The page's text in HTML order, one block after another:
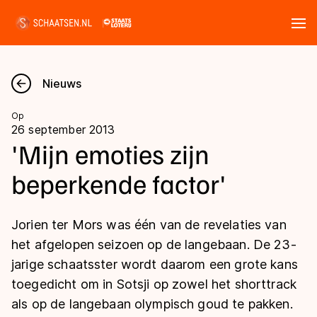
Nieuws
Kalender
Disciplines
Langebaan
Shorttrack
Inlineskaten
Uitslagen
Langebaan
Shorttrack
Marathon
Tijden & historie
Ranglijsten Langebaan
Nieuws
Op
26 september 2013
'Mijn emoties zijn
beperkende factor'
Jorien ter Mors was één van de revelaties van
het afgelopen seizoen op de langebaan. De 23-
jarige schaatsster wordt daarom een grote kans
toegedicht om in Sotsji op zowel het shorttrack
als op de langebaan olympisch goud te pakken.